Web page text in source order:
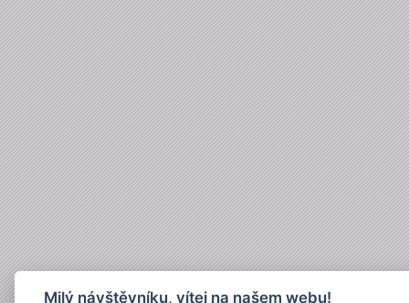
Milý návštěvníku, vítej na našem webu!